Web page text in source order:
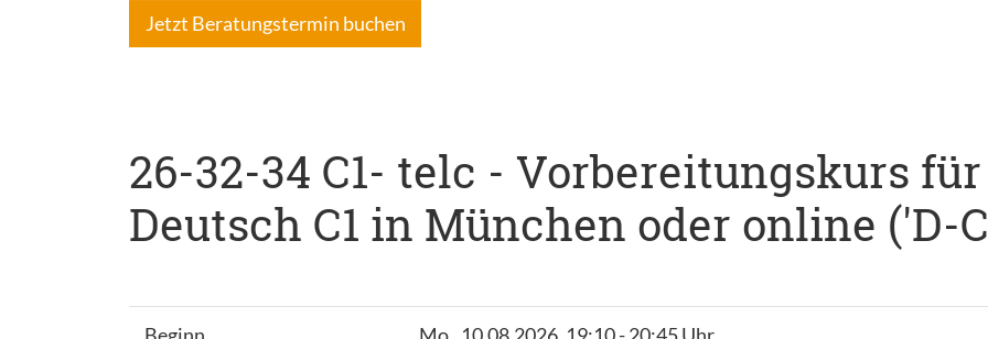
Jetzt Beratungstermin buchen
26-32-34 C1- telc - Vorbereitungskurs
Deutsch C1 in München oder online ('D-
Beginn Mo., 10.08.2026, 19:10 - 20:45 Uhr